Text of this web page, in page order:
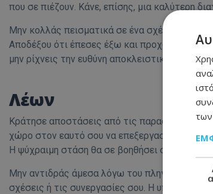
που σε πιέζουν. Κάνε, επίσης, μια καλύτερη
Μην κολλάς πεισματικά σε ένα σχέδιο μόνο
Αποδέξου ότι έπεσες έξω και προχώρα
μην ρίχνεις την ευθύνη αποκλειστικά στους
Λέων
Κράτησε αποστάσεις από τις παρασκηνιακές
χώρο στον εαυτό σου να επεξεργαστεί όλα
Η ψύχραιμη στάση θα σε βοηθήσει στο να δεις
Μην αντιδράς άμεσα λόγω του πληγωμένου
σχέσεις ή τις συνεργασίες σου. Η υπερβολή